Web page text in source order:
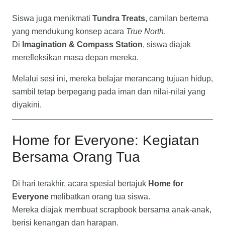
Siswa juga menikmati Tundra Treats, camilan bertema
yang mendukung konsep acara True North.
Di Imagination & Compass Station, siswa diajak
merefleksikan masa depan mereka.
Melalui sesi ini, mereka belajar merancang tujuan hidup,
sambil tetap berpegang pada iman dan nilai-nilai yang
diyakini.
Home for Everyone: Kegiatan
Bersama Orang Tua
Di hari terakhir, acara spesial bertajuk Home for
Everyone melibatkan orang tua siswa.
Mereka diajak membuat scrapbook bersama anak-anak,
berisi kenangan dan harapan.